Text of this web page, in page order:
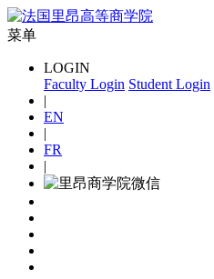
菜单
LOGIN
Faculty Login Student Login
|
EN
|
FR
|